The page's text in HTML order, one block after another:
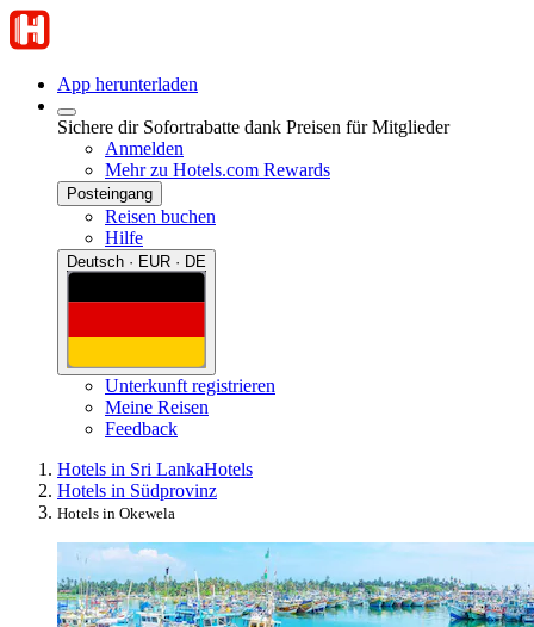
App herunterladen
Sichere dir Sofortrabatte dank Preisen für Mitglieder
Anmelden
Mehr zu Hotels.com Rewards
Posteingang
Reisen buchen
Hilfe
Deutsch · EUR · DE
Unterkunft registrieren
Meine Reisen
Feedback
Hotels in Sri LankaHotels
Hotels in Südprovinz
Hotels in Okewela